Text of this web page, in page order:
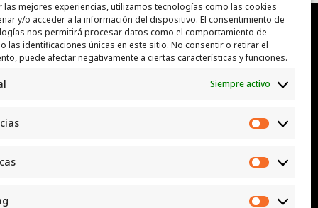
las mejores experiencias, utilizamos tecnologías como las cookies
y/o acceder a la información del dispositivo. El consentimiento de
nos permitirá procesar datos como el comportamiento de
las identificaciones únicas en este sitio. No consentir o retirar el
puede afectar negativamente a ciertas características y funciones.
Siempre activo
luggcentrosocial @ biodevas.org